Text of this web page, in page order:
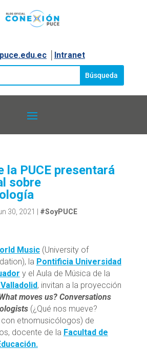
│ Intranet
la PUCE presentará
sobre
30, 2021 #SoyPUCE
Music(University of
la Pontificia Universidad
y el Aula de Música de la
, invitan a la proyección
moves us? Conversations
(¿Qué nos mueve?
etnomusicólogos) de
docente de la Facultad de